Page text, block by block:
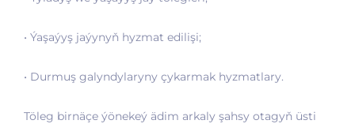
• Ýaşaýyş jaýynyň hyzmat edilişi;
• Durmuş galyndylaryny çykarmak hyzmatlary.
Töleg birnäçe ýönekeý ädim arkaly şahsy otagyň üsti